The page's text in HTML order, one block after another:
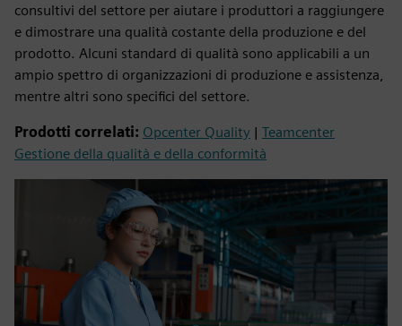
consultivi del settore per aiutare i produttori a raggiungere
e dimostrare una qualità costante della produzione e del
prodotto. Alcuni standard di qualità sono applicabili a un
ampio spettro di organizzazioni di produzione e assistenza,
mentre altri sono specifici del settore.
Prodotti correlati: Opcenter Quality | Teamcenter
Gestione della qualità e della conformità